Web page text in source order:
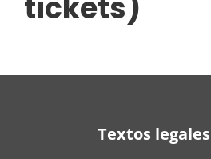
tickets)
Textos legales